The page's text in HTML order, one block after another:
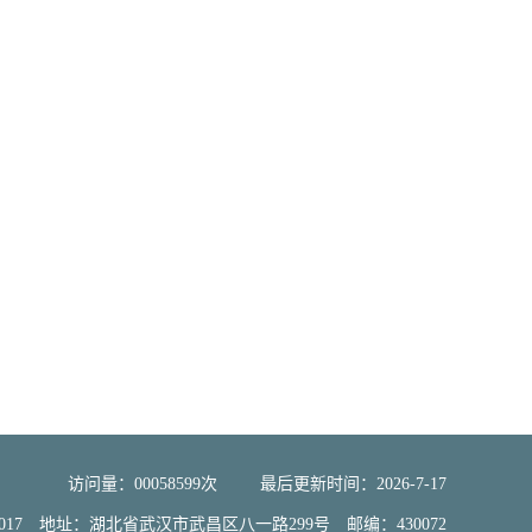
访问量： 00058599次 最后更新时间： 2026-7-17
地址：湖北省武汉市武昌区八一路299号 邮编：430072